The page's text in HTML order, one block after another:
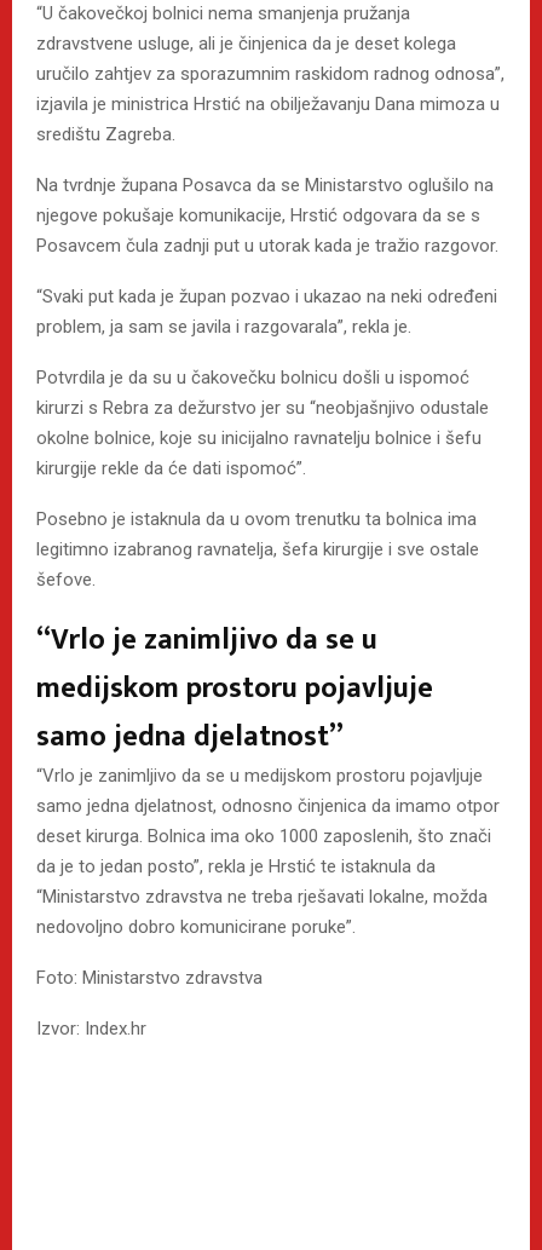
“U čakovečkoj bolnici nema smanjenja pružanja
zdravstvene usluge, ali je činjenica da je deset kolega
uručilo zahtjev za sporazumnim raskidom radnog odnosa”,
izjavila je ministrica Hrstić na obilježavanju Dana mimoza u
središtu Zagreba.
Na tvrdnje župana Posavca da se Ministarstvo oglušilo na
njegove pokušaje komunikacije, Hrstić odgovara da se s
Posavcem čula zadnji put u utorak kada je tražio razgovor.
“Svaki put kada je župan pozvao i ukazao na neki određeni
problem, ja sam se javila i razgovarala”, rekla je.
Potvrdila je da su u čakovečku bolnicu došli u ispomoć
kirurzi s Rebra za dežurstvo jer su “neobjašnjivo odustale
okolne bolnice, koje su inicijalno ravnatelju bolnice i šefu
kirurgije rekle da će dati ispomoć”.
Posebno je istaknula da u ovom trenutku ta bolnica ima
legitimno izabranog ravnatelja, šefa kirurgije i sve ostale
šefove.
“Vrlo je zanimljivo da se u
medijskom prostoru pojavljuje
samo jedna djelatnost”
“Vrlo je zanimljivo da se u medijskom prostoru pojavljuje
samo jedna djelatnost, odnosno činjenica da imamo otpor
deset kirurga. Bolnica ima oko 1000 zaposlenih, što znači
da je to jedan posto”, rekla je Hrstić te istaknula da
“Ministarstvo zdravstva ne treba rješavati lokalne, možda
nedovoljno dobro komunicirane poruke”.
Foto: Ministarstvo zdravstva
Izvor: Index.hr